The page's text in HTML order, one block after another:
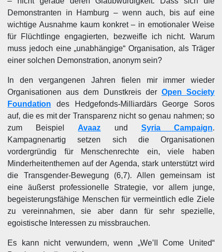
Demonstranten in Hamburg – wenn auch, bis auf eine
wichtige Ausnahme kaum konkret – in emotionaler Weise
für Flüchtlinge engagierten, bezweifle ich nicht. Warum
muss jedoch eine „unabhängige“ Organisation, als Träger
einer solchen Demonstration, anonym sein?
In den vergangenen Jahren fielen mir immer wieder
Organisationen aus dem Dunstkreis der Open Society
Foundation des Hedgefonds-Milliardärs George Soros
auf, die es mit der Transparenz nicht so genau nahmen; so
zum BeispielAvaaz und Syria Campaign.
Kampagnenartig setzen sich die Organisationen
vordergründig für Menschenrechte ein, viele haben
Minderheitenthemen auf der Agenda, stark unterstützt wird
die Transgender-Bewegung (6,7). Allen gemeinsam ist
eine äußerst professionelle Strategie, vor allem junge,
begeisterungsfähige Menschen für vermeintlich edle Ziele
zu vereinnahmen, sie aber dann für sehr spezielle,
egoistische Interessen zu missbrauchen.
Es kann nicht verwundern, wenn „We’ll Come United“